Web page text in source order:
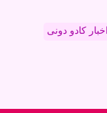
اخبار کادو دونی